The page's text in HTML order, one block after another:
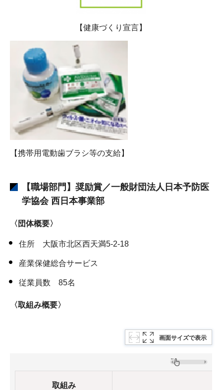
【健康づくり宣言】
【携帯用電動歯ブラシ等の支給】
【職場部門】奨励賞／一般財団法人日本予防医
学協会 西日本事業部
〈団体概要〉
住所 大阪市北区西天満5-2-18
産業保健総合サービス
従業員数 85名
〈取組み概要〉
画面サイズで表示
取組み